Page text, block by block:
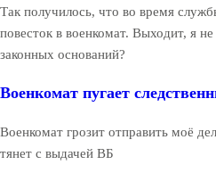
Так получилось, что во время
повесток в военкомат. Выходит, я
законных оснований?
Военкомат пугает
Военкомат грозит отправить моё
тянет с выдачей ВБ